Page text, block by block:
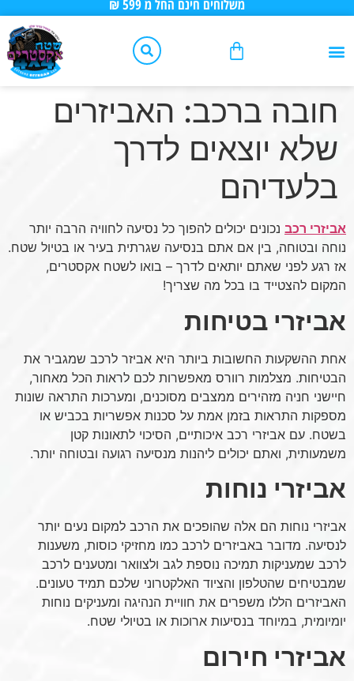
משלוחים חינם החל מ 599 ₪
חובה ברכב: האביזרים
שלא יוצאים לדרך
בלעדיהם
אביזרי רכב נכונים יכולים להפוך כל נסיעה לחוויה הרבה יותר
נוחה ובטוחה, בין אם אתם בנסיעה שגרתית בעיר או בטיול שטח.
אז רגע לפני שאתם יותאים לדרך – בואו לשטח אקסטרים,
המקום להצטייד בו בכל מה שצריך!
אביזרי בטיחות
אחת ההשקעות החשובות ביותר היא אביזר לרכב שמגביר את
הבטיחות. מצלמות רוורס מאפשרות לכם לראות הכל מאחור,
חיישני חניה מזהירים ממצבים מסוכנים, ומערכות התראה שונות
מספקות התראות בזמן אמת על סכנות אפשריות בכביש או
בשטח. עם אביזרי רכב איכותיים, הסיכוי לתאונות קטן
משמעותית, ואתם יכולים ליהנות מנסיעה רגועה ובטוחה יותר.
אביזרי נוחות
אביזרי נוחות הם אלה שהופכים את הרכב למקום נעים יותר
לנסיעה. מדובר באביזרים לרכב כמו מחזיקי כוסות, משענות
לרכב שמעניקות תמיכה נוספת לגב ולצוואר ומטענים לרכב
שמבטיחים שהטלפון והציוד האלקטרוני שלכם תמיד טעונים.
האביזרים הללו משפרים את חוויית הנהיגה ומעניקים נוחות
יומיומית, במיוחד בנסיעות ארוכות או בטיולי שטח.
אביזרי חירום